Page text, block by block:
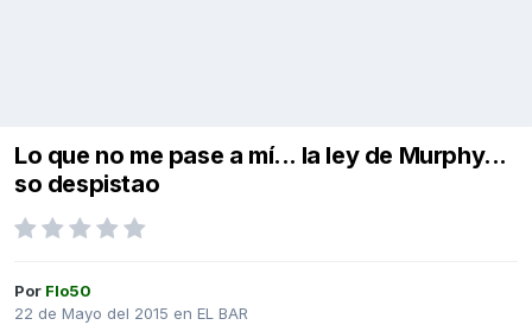
Lo que no me pase a mí... la ley de Murphy...
so despistao
Por Flo50
22 de Mayo del 2015 en EL BAR